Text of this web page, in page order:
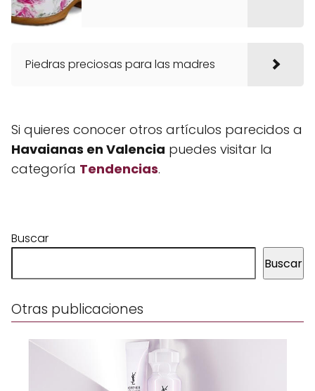
Piedras preciosas para las madres
Si quieres conocer otros artículos parecidos a
Havaianas en Valencia puedes visitar la
categoría Tendencias.
Buscar
Buscar
Otras publicaciones